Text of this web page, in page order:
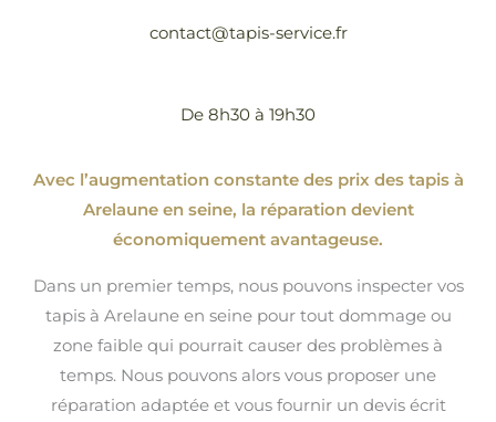
contact@tapis-service.fr
De 8h30 à 19h30
Avec l’augmentation constante des prix des tapis à
Arelaune en seine, la réparation devient
économiquement avantageuse.
Dans un premier temps, nous pouvons inspecter vos
tapis à Arelaune en seine pour tout dommage ou
zone faible qui pourrait causer des problèmes à
temps. Nous pouvons alors vous proposer une
réparation adaptée et vous fournir un devis écrit